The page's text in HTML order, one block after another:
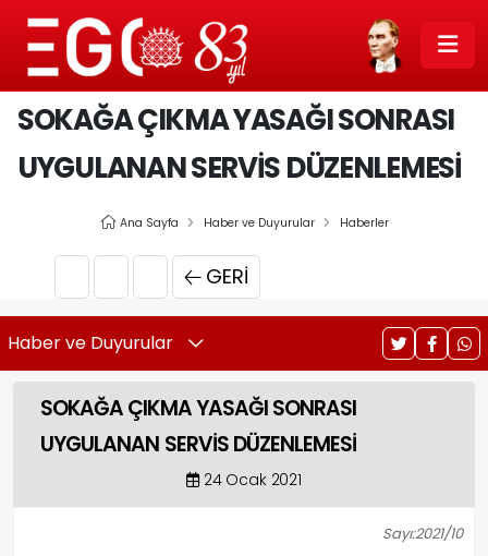
SOKAĞA ÇIKMA YASAĞI SONRASI
UYGULANAN SERVİS DÜZENLEMESİ
Ana Sayfa Haber ve Duyurular Haberler
GERI
Haber ve Duyurular
SOKAĞA ÇIKMA YASAĞI SONRASI
UYGULANAN SERVİS DÜZENLEMESİ
24 Ocak 2021
Sayı:2021/10